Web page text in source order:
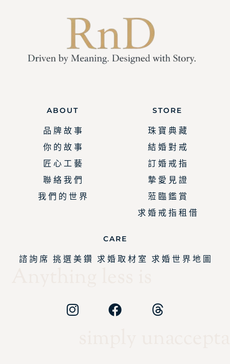
ABOUT
品 牌 故 事
你 的 故 事
匠 心 工 藝
聯 絡 我 們
我 們 的 世 界
STORE
珠 寶 典 藏
結 婚 對 戒
訂 婚 戒 指
摯 愛 見 證
蒞 臨 鑑 賞
求 婚 戒 指 租 借
CARE
諮 詢 席 挑 選 美 鑽 求 婚 取 材 室 求 婚 世 界 地 圖